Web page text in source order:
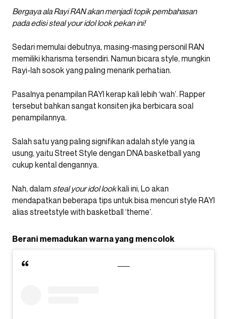
Bergaya ala Rayi RAN akan menjadi topik pembahasan
pada edisi steal your idol look pekan ini!
Sedari memulai debutnya, masing-masing personil RAN
memiliki kharisma tersendiri. Namun bicara style, mungkin
Rayi-lah sosok yang paling menarik perhatian.
Pasalnya penampilan RAYI kerap kali lebih ‘wah’. Rapper
tersebut bahkan sangat konsiten jika berbicara soal
penampilannya.
Salah satu yang paling signifikan adalah style yang ia
usung, yaitu Street Style dengan DNA basketball yang
cukup kental dengannya.
Nah, dalam steal your idol lookkali ini, Lo akan
mendapatkan beberapa tips untuk bisa mencuri style RAYI
alias streetstyle with basketball ‘theme’.
Berani memadukan warna yang mencolok